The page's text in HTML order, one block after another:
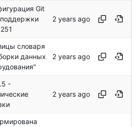
Git
словаря
данных
-